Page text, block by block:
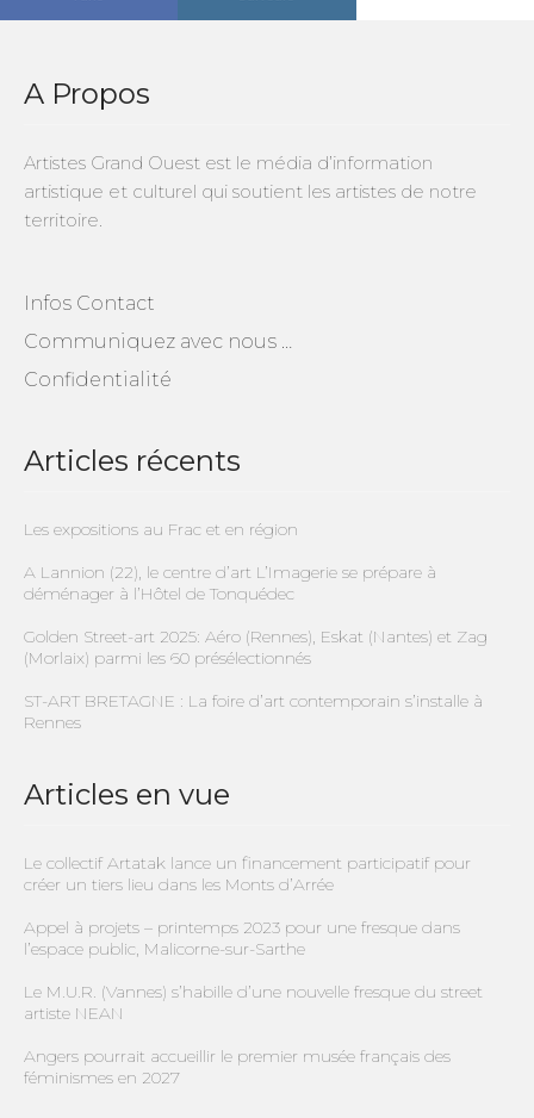
A Propos
Artistes Grand Ouest est le média d’information
artistique et culturel qui soutient les artistes de notre
territoire.
Infos Contact
Communiquez avec nous …
Confidentialité
Articles récents
Les expositions au Frac et en région
A Lannion (22), le centre d’art L’Imagerie se prépare à
déménager à l’Hôtel de Tonquédec
Golden Street-art 2025: Aéro (Rennes), Eskat (Nantes) et Zag
(Morlaix) parmi les 60 présélectionnés
ST-ART BRETAGNE : La foire d’art contemporain s’installe à
Rennes
Articles en vue
Le collectif Artatak lance un financement participatif pour
créer un tiers lieu dans les Monts d’Arrée
Appel à projets – printemps 2023 pour une fresque dans
l’espace public, Malicorne-sur-Sarthe
Le M.U.R. (Vannes) s’habille d’une nouvelle fresque du street
artiste NEAN
Angers pourrait accueillir le premier musée français des
féminismes en 2027